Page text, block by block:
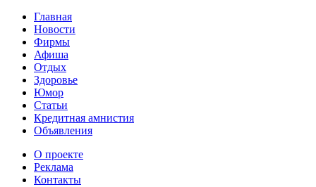
Главная
Новости
Фирмы
Афиша
Отдых
Здоровье
Юмор
Статьи
Кредитная амнистия
Объявления
О проекте
Реклама
Контакты